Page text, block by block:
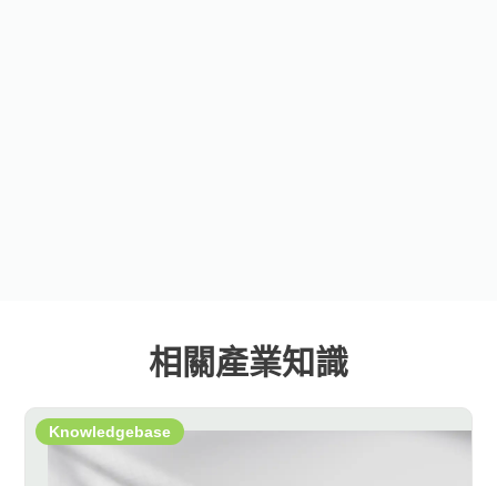
相關產業知識
Knowledgebase